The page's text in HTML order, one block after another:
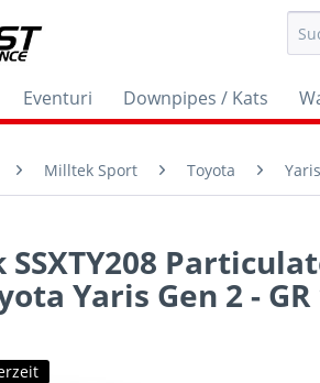
Eventuri Downpipes / Kats
Milltek Sport Toyota Yaris
Yaris Gen 2 - GR